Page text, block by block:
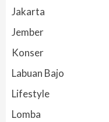
Jakarta
Jember
Konser
Labuan Bajo
Lifestyle
Lomba